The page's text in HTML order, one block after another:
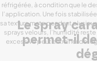
réfrigérée, à condition que le
l’application. Une fois
sa texture mate pendant
sprays velours, l’humidité
excessive peut entraîner de
Le spray
permet-il